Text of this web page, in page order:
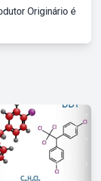
Originário é